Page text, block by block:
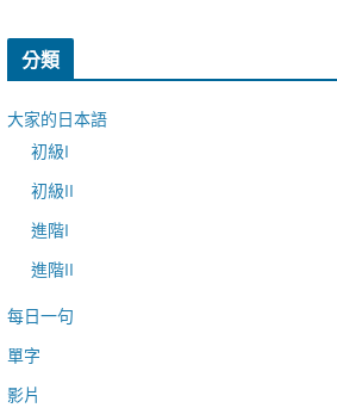
分類
大家的日本語
初級I
初級II
進階I
進階II
每日一句
單字
影片